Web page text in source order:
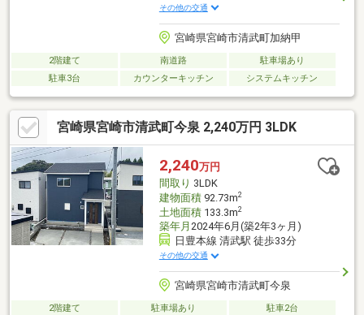
その他の交通
宮崎県宮崎市清武町加納甲
2階建て 南道路
駐車場あり
駐車3台
カウンターキッチン システムキッチン
宮崎県宮崎市清武町今泉 2,240万円 3LDK
2,240万円
間取り 3LDK
建物面積92.73m2
土地面積133.3m2
築年月 2024年6月(築2年3ヶ月)
日豊本線 清武駅 徒歩33分
その他の交通
宮崎県宮崎市清武町今泉
2階建て 駐車場あり
駐車2台